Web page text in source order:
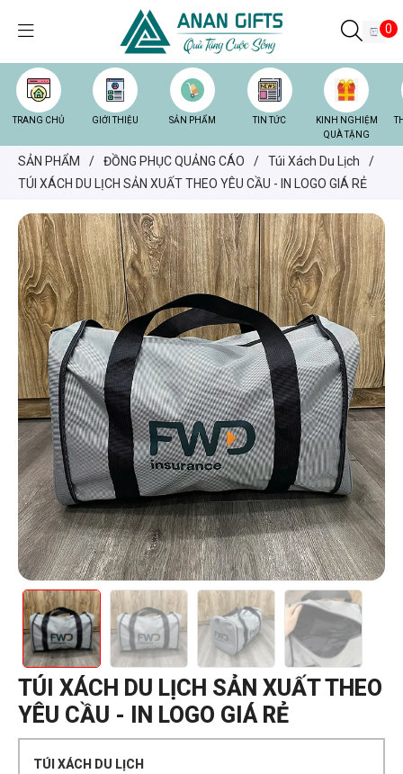
0
TRANG CHỦ GIỚI THIỆU SẢN PHẨM TIN TỨC
KINH NGHIỆM
QUÀ TẶNG
SẢN PHẨM / ĐỒNG PHỤC QUẢNG CÁO / Túi Xách Du Lịch
/
TÚI XÁCH DU LỊCH SẢN XUẤT THEO YÊU CẦU - IN LOGO GIÁ RẺ
TÚI XÁCH DU LỊCH SẢN XUẤT THEO
YÊU CẦU - IN LOGO GIÁ RẺ
TÚI XÁCH DU LỊCH